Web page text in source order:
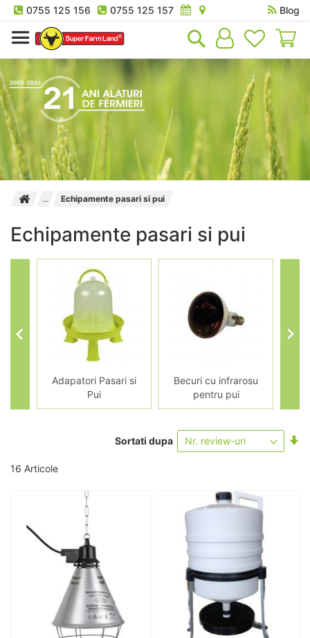
0755 125 156 0755 125 157
Blog
Echipamente pasari si pui
Echipamente pasari si pui
Adapatori Pasari si
Pui
Becuri cu infrarosu
pentru pui
16 Articole
Sortati dupa